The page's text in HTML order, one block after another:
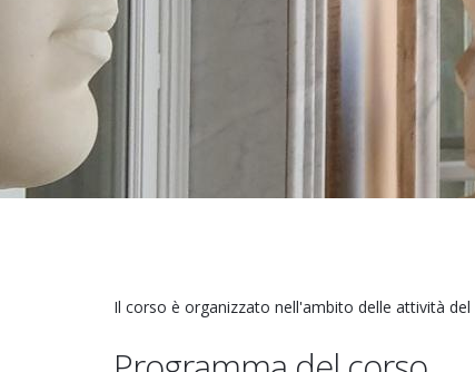
Il corso è organizzato nell'ambito delle attività del